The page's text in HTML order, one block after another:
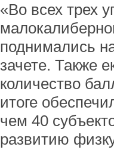
«Во всех трех
поднимались
зачете. Также
количество
итоге
чем 40
развитию